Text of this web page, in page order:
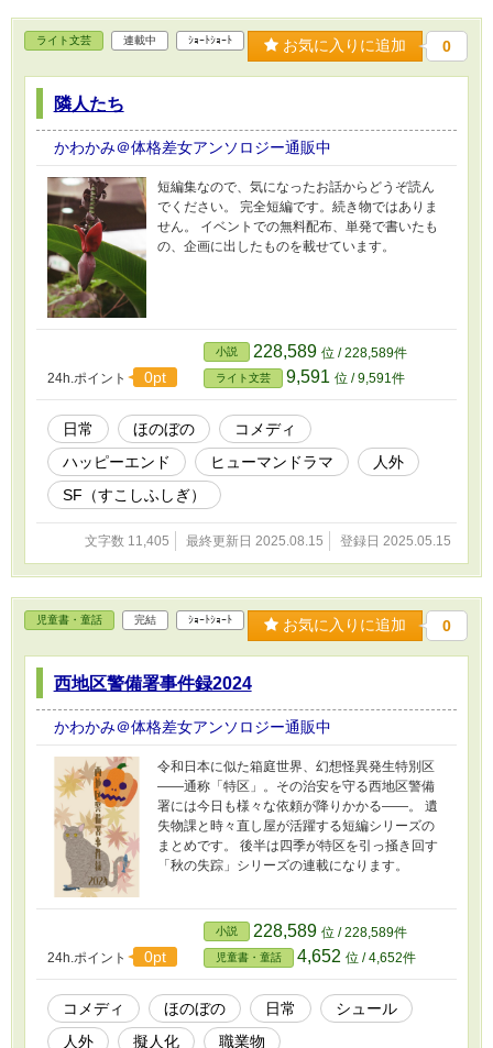
ライト文芸 連載中 ｼｮｰﾄｼｮｰﾄ お気に入りに追加 0
隣人たち
かわかみ＠体格差女アンソロジー通販中
短編集なので、気になったお話からどうぞ読ん
でください。 完全短編です。続き物ではありま
せん。 イベントでの無料配布、単発で書いたも
の、企画に出したものを載せています。
24h.ポイント 0pt
小説 228,589 位 / 228,589件
ライト文芸 9,591 位 / 9,591件
日常 ほのぼの
コメディ
ハッピーエンド
ヒューマンドラマ
人外
SF（すこしふしぎ）
文字数 11,405 最終更新日 2025.08.15 登録日 2025.05.15
児童書・童話 完結 ｼｮｰﾄｼｮｰﾄ お気に入りに追加 0
西地区警備署事件録2024
かわかみ＠体格差女アンソロジー通販中
令和日本に似た箱庭世界、幻想怪異発生特別区
――通称「特区」。その治安を守る西地区警備
署には今日も様々な依頼が降りかかる――。 遺
失物課と時々直し屋が活躍する短編シリーズの
まとめです。 後半は四季が特区を引っ掻き回す
「秋の失踪」シリーズの連載になります。
24h.ポイント 0pt
小説 228,589 位 / 228,589件
児童書・童話 4,652 位 / 4,652件
コメディ ほのぼの 日常
シュール
人外
擬人化
職業物